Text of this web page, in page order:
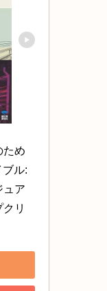
ため
ル:
ュア
リ